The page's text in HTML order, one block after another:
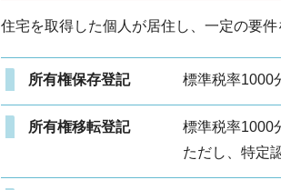
住宅を取得した個人が居住し、一定の要
所有権保存登記 標準税率1000
所有権移転登記
標準税率1000
ただし、特定